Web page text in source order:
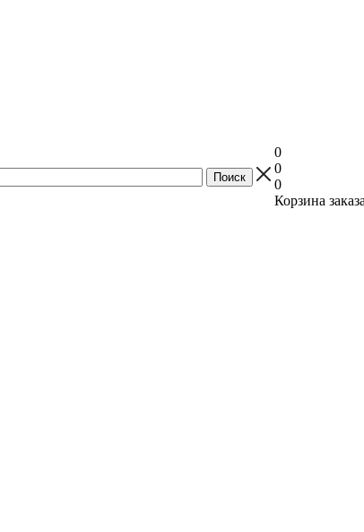
0
0
0
Корзина заказа